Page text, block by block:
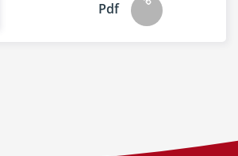
Pdf